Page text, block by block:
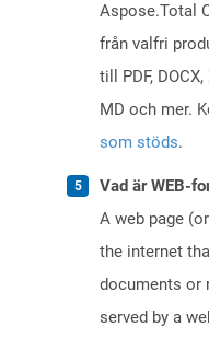
Aspose.Total
från valfri
till PDF,
MD och mer.
som stöds.
Vad är WEB-
A web page
the internet
documents or
served by a